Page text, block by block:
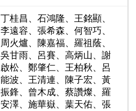
丁桂昌、石鴻隆、王銘顯、
李遠容、張希森、何智巧、
周火爐、陳嘉福、羅祖蔭、
吳甘雨、呂賽、高炳山、謝
啟松、鄭肇仁、王柏秋、呂
能波、王清連、陳子宏、黃
振鋒、曾木成、蔡讚燦、羅
安澤、施華嶽、葉天佑、張